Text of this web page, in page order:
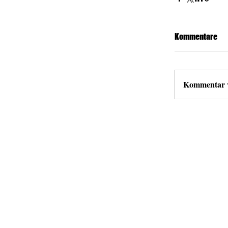
Kommentare
Kommentar